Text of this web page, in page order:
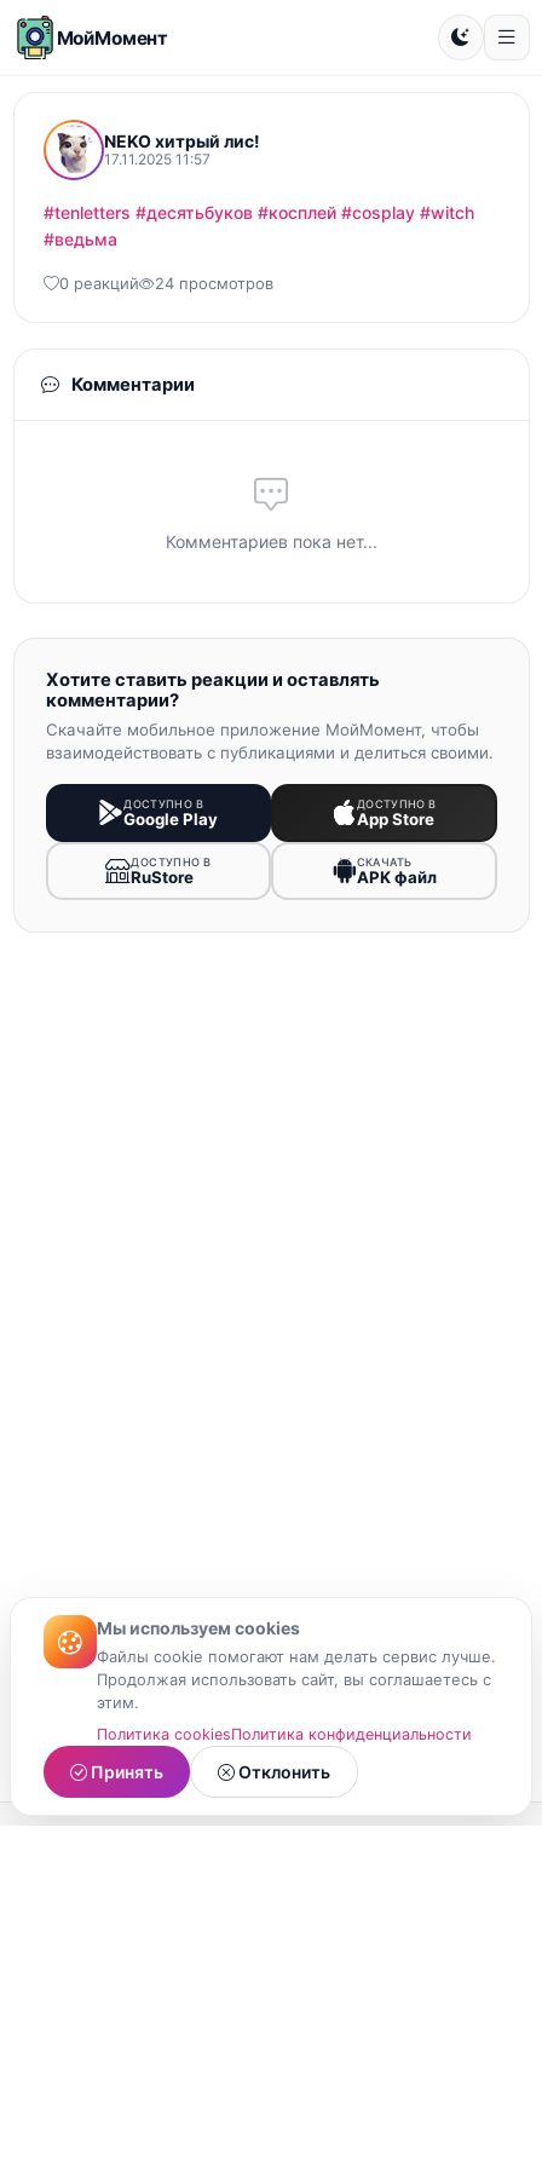
МойМомент
NEKO хитрый лис!
17.11.2025 11:57
#tenletters #десятьбуков #косплей #cosplay #witch
#ведьма
0 реакций 24 просмотров
Комментарии
Комментариев пока нет...
Хотите ставить реакции и оставлять
комментарии?
Скачайте мобильное приложение МойМомент, чтобы
взаимодействовать с публикациями и делиться своими.
ДОСТУПНО В
Google Play
ДОСТУПНО В
App Store
ДОСТУПНО В
RuStore
СКАЧАТЬ
APK файл
Мы используем cookies
Файлы cookie помогают нам делать сервис лучше.
Продолжая использовать сайт, вы соглашаетесь с
этим.
Политика cookiesПолитика конфиденциальности
Принять Отклонить